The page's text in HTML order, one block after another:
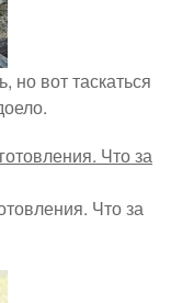
но вот таскаться
Что за